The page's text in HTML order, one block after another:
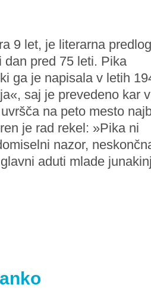
9 let, je literarna
dan pred 75 leti. Pika
ga je napisala v letih
saj je prevedeno kar v
na peto mesto
je rad rekel: »Pika ni
nazor,
aduti mlade